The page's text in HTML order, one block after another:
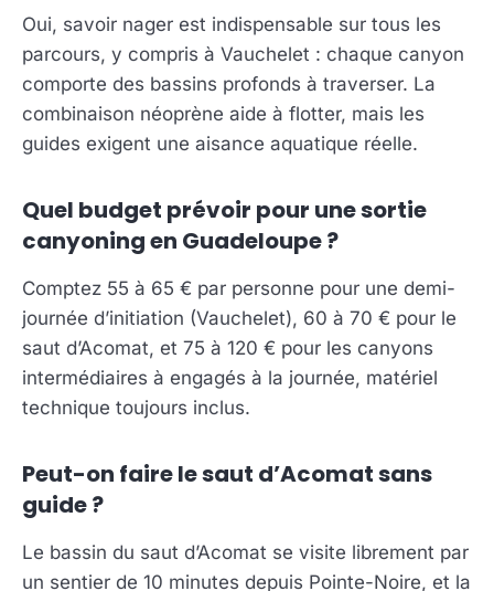
Oui, savoir nager est indispensable sur tous les
parcours, y compris à Vauchelet : chaque canyon
comporte des bassins profonds à traverser. La
combinaison néoprène aide à flotter, mais les
guides exigent une aisance aquatique réelle.
Quel budget prévoir pour une sortie
canyoning en Guadeloupe ?
Comptez 55 à 65 € par personne pour une demi-
journée d’initiation (Vauchelet), 60 à 70 € pour le
saut d’Acomat, et 75 à 120 € pour les canyons
intermédiaires à engagés à la journée, matériel
technique toujours inclus.
Peut-on faire le saut d’Acomat sans
guide ?
Le bassin du saut d’Acomat se visite librement par
un sentier de 10 minutes depuis Pointe-Noire, et la